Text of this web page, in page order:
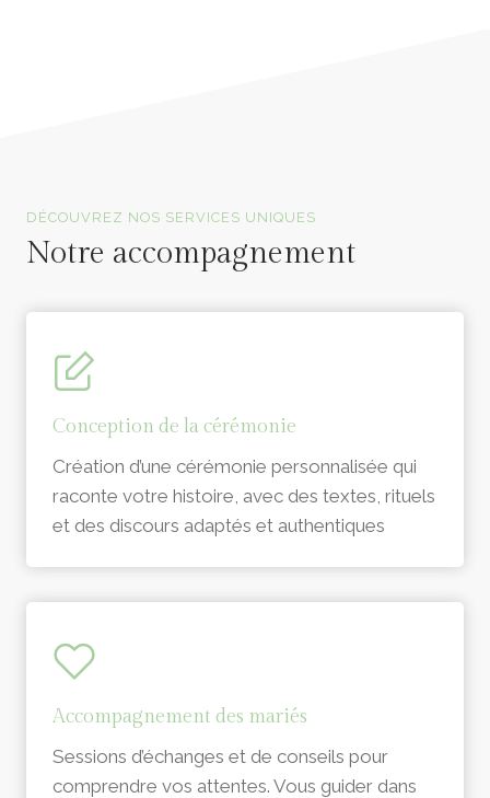
DÉCOUVREZ NOS SERVICES UNIQUES
Notre accompagnement
Conception de la cérémonie
Création d’une cérémonie personnalisée qui
raconte votre histoire, avec des textes, rituels
et des discours adaptés et authentiques
Accompagnement des mariés
Sessions d’échanges et de conseils pour
comprendre vos attentes. Vous guider dans